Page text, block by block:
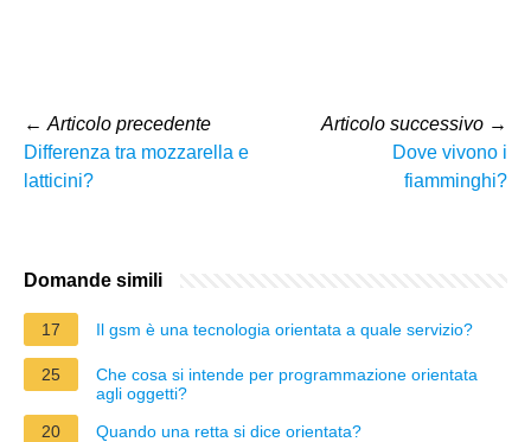
← Articolo precedente
Differenza tra mozzarella e
latticini?
Articolo successivo →
Dove vivono i
fiamminghi?
Domande simili
17 Il gsm è una tecnologia orientata a quale servizio?
25
Che cosa si intende per programmazione orientata
agli oggetti?
20
Quando una retta si dice orientata?